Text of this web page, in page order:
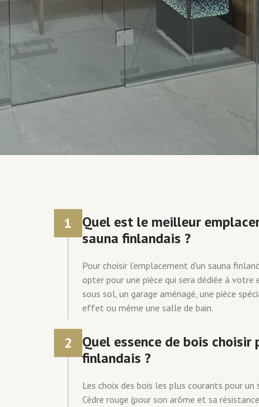
1
Quel est le meilleur
sauna finlandais ?
Pour choisir l'emplacement d'un sauna
opter pour une pièce qui sera dédiée à
sous sol, un garage aménagé, une pièce
effet ou même une salle de bain.
2
Quel essence de bois choisir
finlandais ?
Les choix des bois les plus courants pour
Cèdre rouge (pour son arôme et sa